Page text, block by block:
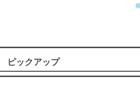
ピックアップ